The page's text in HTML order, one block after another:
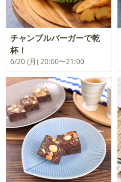
チャンプルバーガーで乾
杯！
6/20 (月) 20:00〜21:00